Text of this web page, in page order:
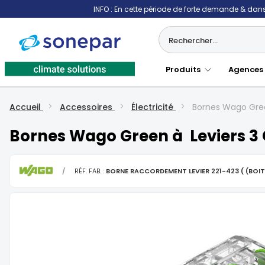
INFO : En cette période de forte demande &
Produits Agences
Accueil Accessoires Électricité Bornes Wago
Bornes Wago Green à Leviers
/ RÉF. FAB. : BORNE RACCORDEMENT LEVIER 221-423 (